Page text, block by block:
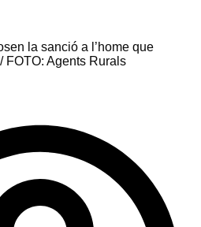
la sanció a l’home que
FOTO: Agents Rurals